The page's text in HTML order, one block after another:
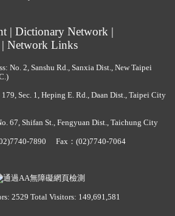
| Dictionary Network|
Network Links
No. 2, Sanshu Rd., Sanxia Dist., New Taipei
Sec. 1, Heping E. Rd., Daan Dist., Taipei City
67, Shifan St., Fengyuan Dist., Taichung City
7890
Fax：(02)7740-7064
2529 Total Visitors: 149,691,581